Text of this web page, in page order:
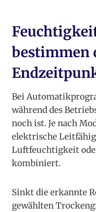
bestimmen
Bei
während des
noch ist. Je nach
elektrische
Luftfeuchtigkeit
kombiniert.
Sinkt die erkannte
gewählten